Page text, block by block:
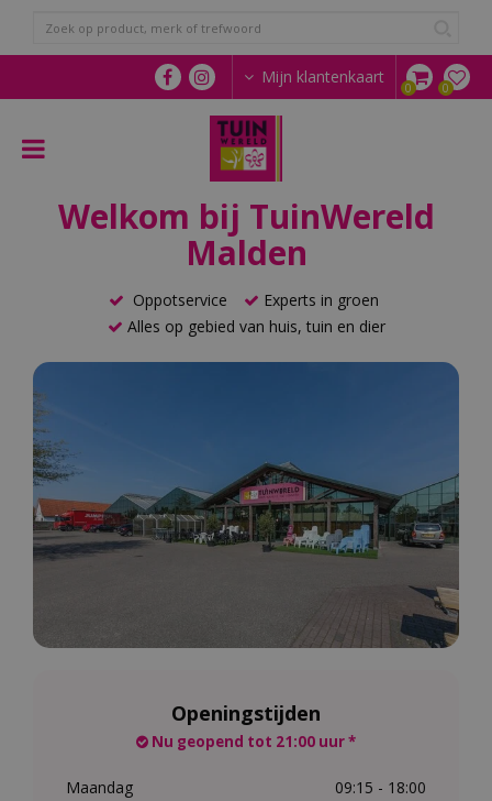
n
a
Mijn klantenkaart
Welkom bij TuinWereld
Malden
Oppotservice
Experts in groen
Alles op gebied van huis, tuin en dier
Openingstijden
Nu geopend tot 21:00 uur *
Maandag
09:15 - 18:00